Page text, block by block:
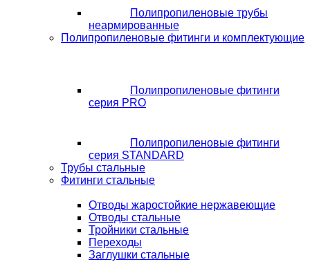
Полипропиленовые трубы
неармированные
Полипропиленовые фитинги и комплектующие
Полипропиленовые фитинги
серия PRO
Полипропиленовые фитинги
серия STANDARD
Трубы стальные
Фитинги стальные
Отводы жаростойкие нержавеющие
Отводы стальные
Тройники стальные
Переходы
Заглушки стальные